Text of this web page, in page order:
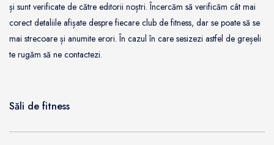
și sunt verificate de către editorii noștri. Încercăm să verificăm cât mai
corect detaliile afișate despre fiecare club de fitness, dar se poate să se
mai strecoare și anumite erori. În cazul în care sesizezi astfel de greșeli
te rugăm să ne contactezi.
Săli de fitness